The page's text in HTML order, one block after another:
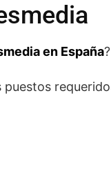
en España?